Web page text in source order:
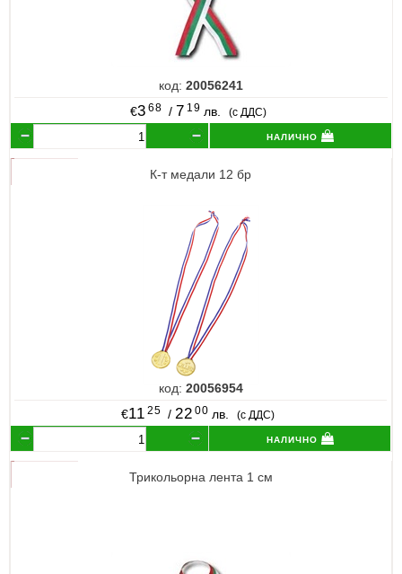
код: 20056241
€3 68 / 7 19 лв. (с ДДС)
налично
К-т медали 12 бр
код: 20056954
€11 25 /22 00 лв. (с ДДС)
налично
Трикольорна лента 1 см